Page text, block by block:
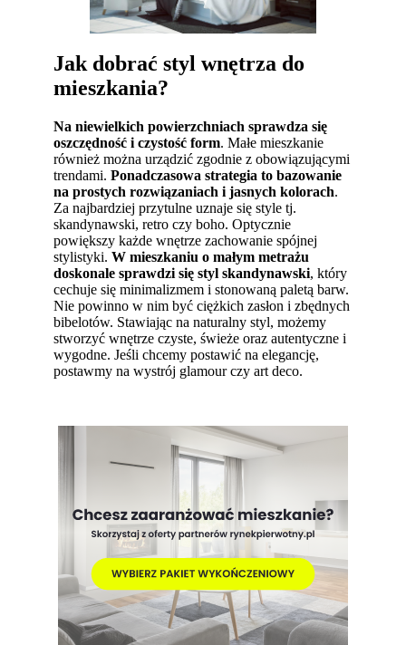
Jak dobrać styl wnętrza do
mieszkania?
Na niewielkich powierzchniach sprawdza się
oszczędność i czystość form. Małe mieszkanie
również można urządzić zgodnie z obowiązującymi
trendami.Ponadczasowa strategia to bazowanie
na prostych rozwiązaniach i jasnych kolorach.
Za najbardziej przytulne uznaje się style tj.
skandynawski, retro czy boho. Optycznie
powiększy każde wnętrze zachowanie spójnej
stylistyki.W mieszkaniu o małym metrażu
doskonale sprawdzi się styl skandynawski, który
cechuje się minimalizmem i stonowaną paletą barw.
Nie powinno w nim być ciężkich zasłon i zbędnych
bibelotów. Stawiając na naturalny styl, możemy
stworzyć wnętrze czyste, świeże oraz autentyczne i
wygodne. Jeśli chcemy postawić na elegancję,
postawmy na wystrój glamour czy art deco.